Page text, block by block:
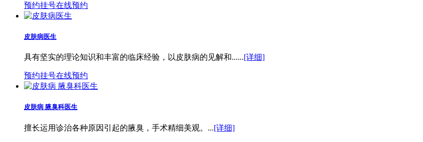
预约挂号在线预约
皮肤病医生
具有坚实的理论知识和丰富的临床经验，以皮肤病的见解和......[详细]
预约挂号在线预约
皮肤病 腋臭科医生
擅长运用诊治各种原因引起的腋臭，手术精细美观。...[详细]